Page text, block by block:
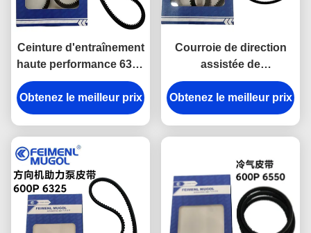
Ceinture d'entraînement
haute performance 6320
8-97085131 OEM pour
les systèmes de
direction assistée Isuzu
assurer un
fonctionnement fiable
Obtenez le meilleur prix
Courroie de direction
assistée de
remplacement d'origine
0805-090850-065 OEM
6310 pour Isuzu NHKR,
spécifications d'usine
d'origine avec un
ajustement et une
durabilité parfaits.
Obtenez le meilleur prix